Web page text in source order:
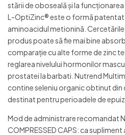
stării de oboseală și la
L-OptiZinc® este o formă
aminoacidul metionină.
produs poate să fie mai bine
comparație cu alte forme de zinc
reglarea nivelului hormonilor
prostatei la barbati. Nutrend
contine seleniu organic obtinut din
destinat pentru perioadele de
Mod de administrare recomandat
COMPRESSED CAPS: ca